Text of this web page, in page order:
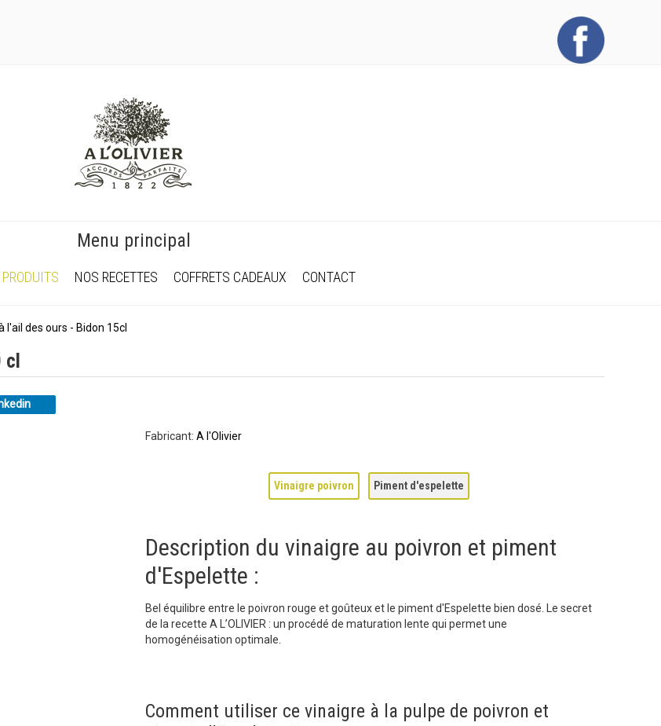
Menu principal
NOS RECETTES COFFRETS CADEAUX CONTACT
l'ail des ours - Bidon 15cl
Fabricant: A l'Olivier
Vinaigre poivron Piment d'espelette
Description du vinaigre au poivron et piment
d'Espelette :
Bel équilibre entre le poivron rouge et goûteux et le piment d'Espelette bien dosé. Le secret
de la recette A L’OLIVIER : un procédé de maturation lente qui permet une
homogénéisation optimale.
Comment utiliser ce vinaigre à la pulpe de poivron et